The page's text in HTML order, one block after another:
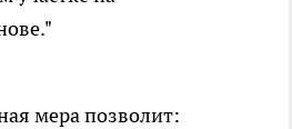
мера позволит: